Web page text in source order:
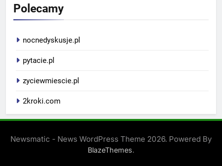
Polecamy
nocnedyskusje.pl
pytacie.pl
zyciewmiescie.pl
2kroki.com
Newsmatic - News WordPress Theme 2026. Powered By
BlazeThemes.